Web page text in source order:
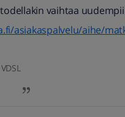
vaihtaa
asiakaspalvelu/aihe/